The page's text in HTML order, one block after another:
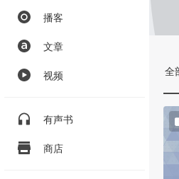
播客
文章
视频
有声书
商店
全